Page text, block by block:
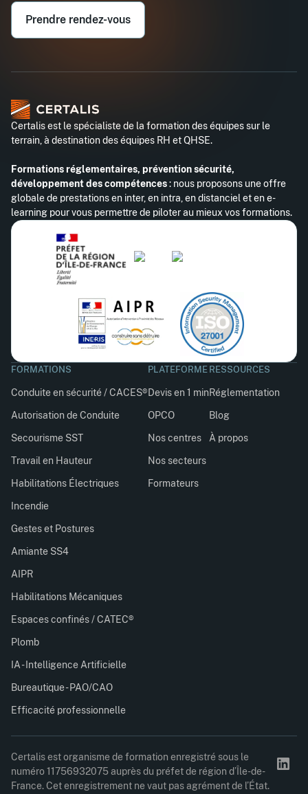
Prendre rendez-vous
Certalis est le spécialiste de la formation des équipes sur le
terrain, à destination des équipes RH et QHSE.
Formations réglementaires, prévention sécurité,
développement des compétences: nous proposons une offre
globale de prestations en inter, en intra, en distanciel et en e-
learning pour vous permettre de piloter au mieux vos formations.
FORMATIONS
Conduite en sécurité / CACES®
Autorisation de Conduite
Secourisme SST
Travail en Hauteur
Habilitations Électriques
Incendie
Gestes et Postures
Amiante SS4
AIPR
Habilitations Mécaniques
Espaces confinés / CATEC®
Plomb
IA - Intelligence Artificielle
Bureautique - PAO/CAO
Efficacité professionnelle
PLATEFORME
Devis en 1 min
OPCO
Nos centres
Nos secteurs
Formateurs
RESSOURCES
Réglementation
Blog
À propos
Certalis est organisme de formation enregistré sous le
numéro 11756932075 auprès du préfet de région d’Île-de-
France. Cet enregistrement ne vaut pas agrément de l’État.